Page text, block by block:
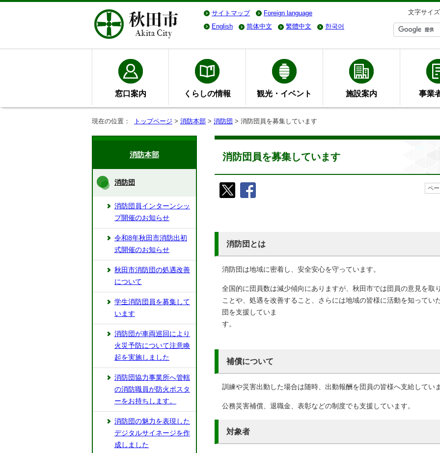
サイトマップ Foreign language
文字サイズ
English
简体中文 繁體中文 한국어
窓口案内 くらしの情報 観光・イベント 施設案内 事業
現在の位置： トップページ > 消防本部 > 消防団 > 消防団員を募集しています
消防団員を募集しています
ペ
消防団とは
消防団は地域に密着し、安全安心を守っています。
全国的に団員数は減少傾向にありますが、秋田市では団員の意見を取
ことや、処遇を改善すること、さらには地域の皆様に活動を知ってい
団を支援していま
す
補償について
訓練や災害出動した場合は随時、出動報酬を団員の皆様へ支給してい
公務災害補償、退職金、表彰などの制度でも支援しています。
対象者
消防本部
消防団
消防団員インターンシッ
プ開催のお知らせ
令和8年秋田市消防出初
式開催のお知らせ
秋田市消防団の処遇改善
について
学生消防団員を募集して
います
消防団が車両巡回により
火災予防について注意喚
起を実施しました
消防団協力事業所へ管轄
の消防職員が防火ポスタ
ーをお持ちします。
消防団の魅力を表現した
デジタルサイネージを作
成しました